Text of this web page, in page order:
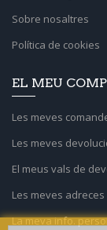
Sobre nosaltres
Política de cookies
EL MEU
Les meves
Les meves
El meus vals de
Les meves adreces
La meva info.